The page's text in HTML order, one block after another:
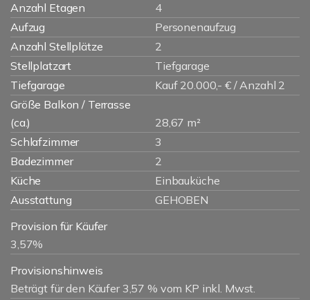
Anzahl Etagen
4
Aufzug
Personenaufzug
Anzahl Stellplätze
2
Stellplatzart
Tiefgarage
Tiefgarage
Kauf 20.000,- € / Anzahl 2
Größe Balkon / Terrasse
(ca.)
28,67 m²
Schlafzimmer
3
Badezimmer
2
Küche
Einbauküche
Ausstattung
GEHOBEN
Provision für Käufer
3,57%
Provisionshinweis
Beträgt für den Käufer 3,57 % vom KP inkl. Mwst.